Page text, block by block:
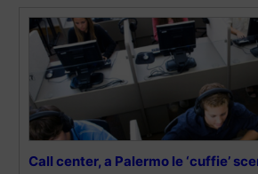
Call center, a Palermo le ‘cuffie’